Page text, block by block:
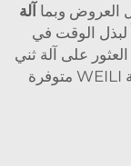
العروض وبما آلة
لبذل الوقت في
على آلة ثني
صفائح هيدروليكية عالية الجودة من شركة WEILI متوفرة